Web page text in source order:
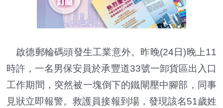
啟德郵輪碼頭發生工業意外。昨晚(24日)晚上11
時許，一名男保安員於承豐道33號一卸貨區出入口
工作期間，突然被一塊倒下的鐵閘壓中腳部，同事
見狀立即報警。救護員接報到場，發現該名51歲姓